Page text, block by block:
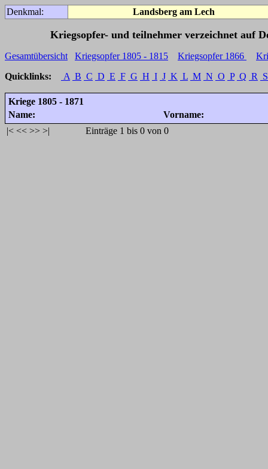
Denkmal: Landsberg am Lech
Kriegsopfer- und teilnehmer verzeichnet auf
Gesamtübersicht Kriegsopfer 1805 - 1815 Kriegsopfer 1866
Quicklinks:
A B C D E F G H I J K L M N O P Q R S
Kriege 1805 - 1871
Name:
Vorname:
|< << >> >| Einträge 1 bis 0 von 0